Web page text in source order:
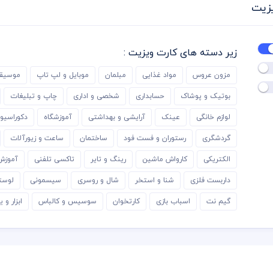
زیر دسته های کارت ویزیت :
مزون عروس مواد غذایی مبلمان موبایل و لپ تاپ
بوتیک و پوشاک حسابداری شخصی و اداری چاپ و تبلیغات
لوازم خانگی عینک آرایشی و بهداشتی آموزشگاه
گردشگری رستوران و فست فود ساختمان ساعت و زیورآلات
الکتریکی کارواش ماشین رینگ و تایر تاکسی تلفنی
داربست فلزی شنا و استخر شال و روسری سیسمونی
گیم نت اسباب بازی کارتخوان سوسیس و کالباس ابزار و